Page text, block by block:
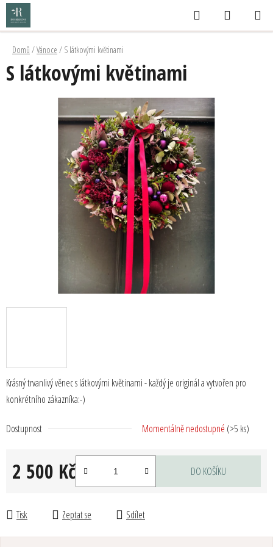
Přejít
obsah
Hledat
NÁKUPNÍ
KOŠÍK
Domů /Vánoce / S látkovými květinami
Krásný trvanlivý věnec s látkovými květinami - každý je originál a vytvořen pro
konkrétního zákazníka:-)
Dostupnost Momentálně nedostupné (>5 ks)
2 500 Kč DO KOŠÍKU
Tisk Zeptat se Sdílet
S látkovými květinami